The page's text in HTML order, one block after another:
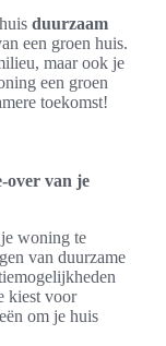
duurzaam
een groen huis.
maar ook je
een groen
toekomst!
over van je
woning te
van duurzame
kiest voor
om je huis